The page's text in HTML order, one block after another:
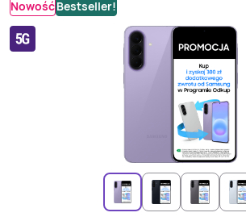
NowośćBestseller!